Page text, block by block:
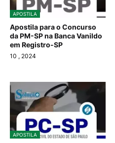
APOSTILA
Apostila para o Concurso
da PM-SP na Banca Vanildo
em Registro-SP
10 , 2024
APOSTILA